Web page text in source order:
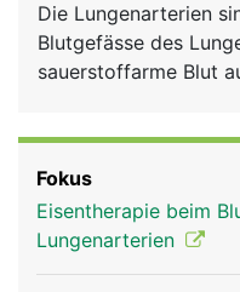
News
Rubriken
Die Lungenarterien
Blutgefässe des
sauerstoffarme Blut
normalerweise die
Fokus
Eisentherapie beim
Lungenarterien